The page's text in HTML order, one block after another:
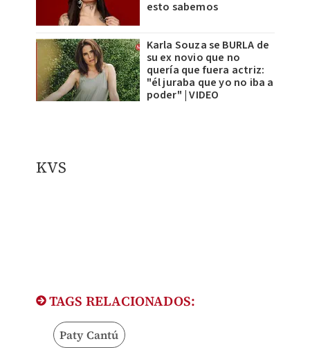
esto sabemos
Karla Souza se BURLA de
su ex novio que no
quería que fuera actriz:
"él juraba que yo no iba a
poder" | VIDEO
KVS
TAGS RELACIONADOS:
Paty Cantú